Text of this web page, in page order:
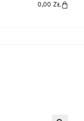
0,00 ZŁ